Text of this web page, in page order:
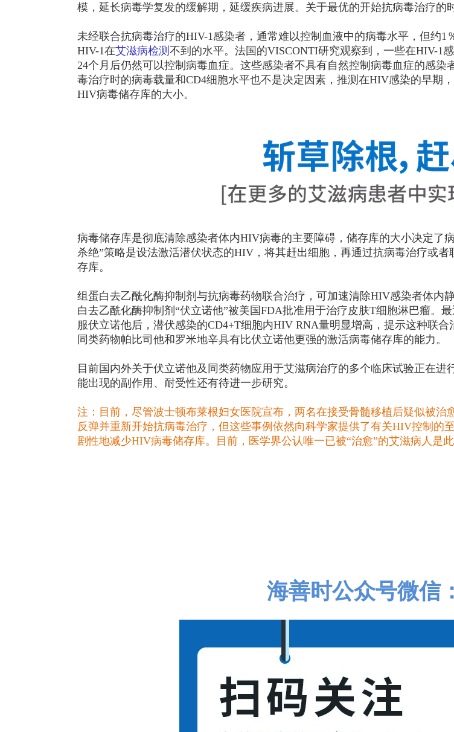
模，延长病毒学复发的缓解期，延缓疾病进展。关于最优的开始抗病毒治疗的
未经联合抗病毒治疗的HIV-1感染者，通常难以控制血液中的病毒水平，但约
HIV-1在艾滋病检测 不到的水平。法国的VISCONTI研究观察到，一些在HIV-1
24个月后仍然可以控制病毒血症。这些感染者不具有自然控制病毒血症的感
毒治疗时的病毒载量和CD4细胞水平也不是决定因素，推测在HIV感染的早期
HIV病毒储存库的大小。
病毒储存库是彻底清除感染者体内HIV病毒的主要障碍，储存库的大小决定了
杀绝”策略是设法激活潜伏状态的HIV，将其赶出细胞，再通过抗病毒治疗或
存库。
组蛋白去乙酰化酶抑制剂与抗病毒药物联合治疗，可加速清除HIV感染者体内
白去乙酰化酶抑制剂“伏立诺他”被美国FDA批准用于治疗皮肤T细胞淋巴瘤。
服伏立诺他后，潜伏感染的CD4+T细胞内HIV RNA量明显增高，提示这种联
同类药物帕比司他和罗米地辛具有比伏立诺他更强的激活病毒储存库的能力。
目前国内外关于伏立诺他及同类药物应用于艾滋病治疗的多个临床试验正在
能出现的副作用、耐受性还有待进一步研究。
注：目前，尽管波士顿布莱根妇女医院宣布，两名在接受骨髓移植后疑似被
反弹并重新开始抗病毒治疗，但这些事例依然向科学家提供了有关HIV控制的
剧性地减少HIV病毒储存库。目前，医学界公认唯一已被“治愈”的艾滋病人是此
海善时公众号微信